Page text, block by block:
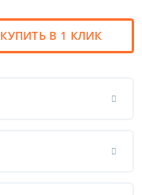
КУПИТЬ В 1 КЛИК